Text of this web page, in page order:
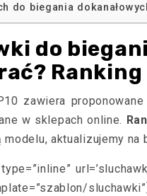
do biegania
do
zawiera proponowane
w sklepach online.
aktualizujemy na
sluchawki”]